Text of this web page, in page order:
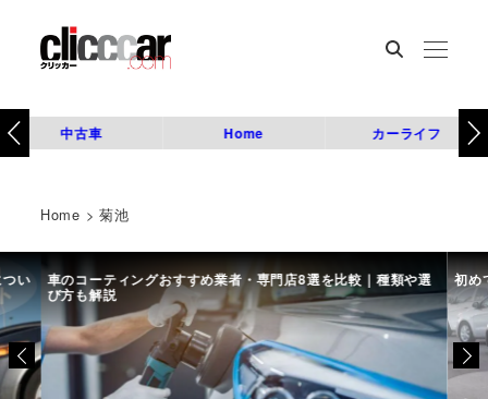
中古車 Home カーライフ
Home >菊池
い 車のコーティングおすすめ業者・専門店8選を比較｜種類や選
び方も解説
初め